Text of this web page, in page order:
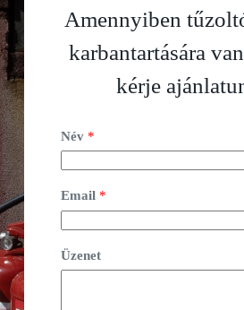
Amennyiben
karbantartására
kérje
Név *
Email *
Üzenet